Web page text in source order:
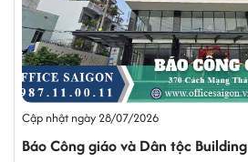
Cập nhật ngày 28/07/2026
Báo Công giáo và Dân tộc Building